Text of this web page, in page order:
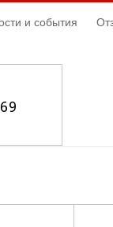
и события